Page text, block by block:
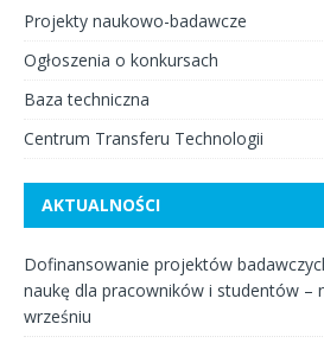
Projekty naukowo-badawcze
Ogłoszenia o konkursach
Baza techniczna
Centrum Transferu Technologii
AKTUALNOŚCI
Dofinansowanie projektów
naukę dla pracowników i studentów –
wrześniu